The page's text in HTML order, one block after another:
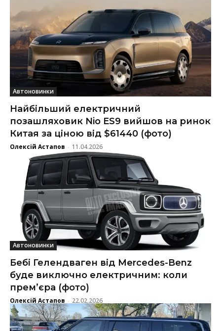
Автоновинки
Найбільший електричний
позашляховик Nio ES9 вийшов на ринок
Китая за ціною від $61440 (фото)
Олексій Астапов - 11.04.2026
Автоновинки
Бебі Гелендваген від Mercedes-Benz
буде виключно електричним: коли
прем’єра (фото)
Олексій Астапов - 22.02.2026